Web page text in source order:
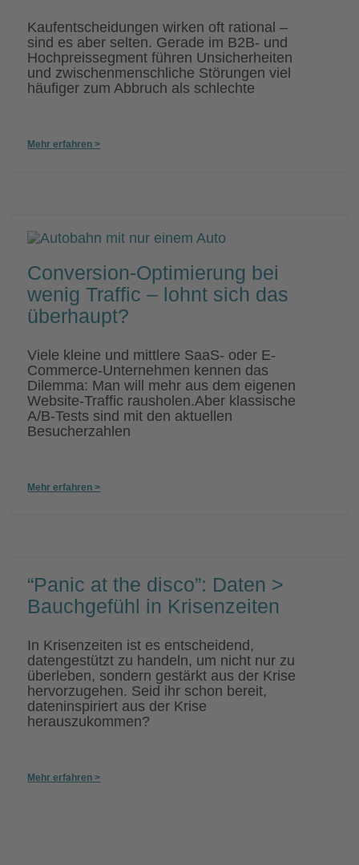
Kaufentscheidungen wirken oft rational –
sind es aber selten. Gerade im B2B- und
Hochpreissegment führen Unsicherheiten
und zwischenmenschliche Störungen viel
häufiger zum Abbruch als schlechte
Mehr erfahren >
Conversion-Optimierung bei
wenig Traffic – lohnt sich das
überhaupt?
Viele kleine und mittlere SaaS- oder E-
Commerce-Unternehmen kennen das
Dilemma: Man will mehr aus dem eigenen
Website-Traffic rausholen.Aber klassische
A/B-Tests sind mit den aktuellen
Besucherzahlen
Mehr erfahren >
“Panic at the disco”: Daten >
Bauchgefühl in Krisenzeiten
In Krisenzeiten ist es entscheidend,
datengestützt zu handeln, um nicht nur zu
überleben, sondern gestärkt aus der Krise
hervorzugehen. Seid ihr schon bereit,
dateninspiriert aus der Krise
herauszukommen?
Mehr erfahren >